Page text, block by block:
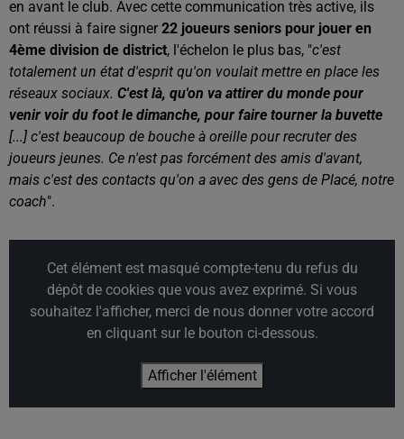
en avant le club. Avec cette communication très active, ils
ont réussi à faire signer 22 joueurs seniors pour jouer en
4ème division de district, l'échelon le plus bas, "c'est
totalement un état d'esprit qu'on voulait mettre en place les
réseaux sociaux. C'est là, qu'on va attirer du monde pour
venir voir du foot le dimanche, pour faire tourner la buvette
[...] c'est beaucoup de bouche à oreille pour recruter des
joueurs jeunes. Ce n'est pas forcément des amis d'avant,
mais c'est des contacts qu'on a avec des gens de Placé, notre
coach".
Cet élément est masqué compte-tenu du refus du
dépôt de cookies que vous avez exprimé. Si vous
souhaitez l'afficher, merci de nous donner votre accord
en cliquant sur le bouton ci-dessous.
Afficher l'élément